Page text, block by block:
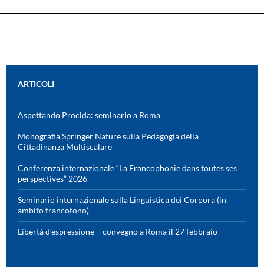
ARTICOLI
Aspettando Procida: seminario a Roma
Monografia Springer Nature sulla Pedagogia della
Cittadinanza Multiscalare
Conferenza internazionale “La Francophonie dans toutes ses
perspectives” 2026
Seminario internazionale sulla Linguistica dei Corpora (in
ambito francofono)
Libertà d’espressione – convegno a Roma il 27 febbraio